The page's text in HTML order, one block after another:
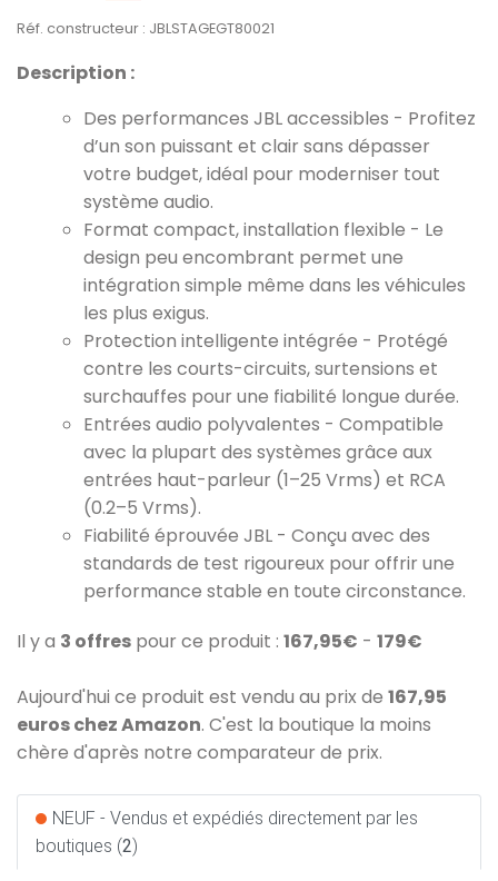
Réf. constructeur : JBLSTAGEGT80021
Description :
Des performances JBL accessibles - Profitez
d’un son puissant et clair sans dépasser
votre budget, idéal pour moderniser tout
système audio.
Format compact, installation flexible - Le
design peu encombrant permet une
intégration simple même dans les véhicules
les plus exigus.
Protection intelligente intégrée - Protégé
contre les courts-circuits, surtensions et
surchauffes pour une fiabilité longue durée.
Entrées audio polyvalentes - Compatible
avec la plupart des systèmes grâce aux
entrées haut-parleur (1–25 Vrms) et RCA
(0.2–5 Vrms).
Fiabilité éprouvée JBL - Conçu avec des
standards de test rigoureux pour offrir une
performance stable en toute circonstance.
Il y a 3 offres pour ce produit : 167,95€ - 179€
Aujourd'hui ce produit est vendu au prix de 167,95
euros chez Amazon. C'est la boutique la moins
chère d'après notre comparateur de prix.
NEUF - Vendus et expédiés directement par les
boutiques (2)